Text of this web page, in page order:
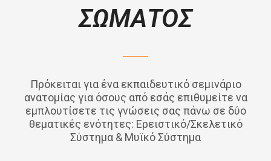
ΣΩΜΑΤΟΣ
Πρόκειται για ένα εκπαιδευτικό σεμινάριο
ανατομίας για όσους από εσάς επιθυμείτε να
εμπλουτίσετε τις γνώσεις σας πάνω σε δύο
θεματικές ενότητες: Ερειστικό/Σκελετικό
Σύστημα & Μυϊκό Σύστημα